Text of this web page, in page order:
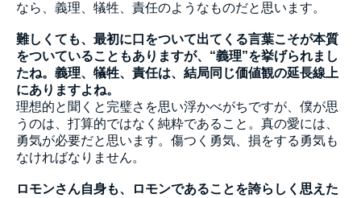
なら、義理、犠牲、責任のようなものだと思います。
難しくても、最初に口をついて出てくる言葉こそが本質
をついていることもありますが、“義理”を挙げられまし
たね。義理、犠牲、責任は、結局同じ価値観の延長線上
にありますよね。
理想的と聞くと完璧さを思い浮かべがちですが、僕が思
うのは、打算的ではなく純粋であること。真の愛には、
勇気が必要だと思います。傷つく勇気、損をする勇気も
なければなりません。
ロモンさん自身も、ロモンであることを誇らしく思えた